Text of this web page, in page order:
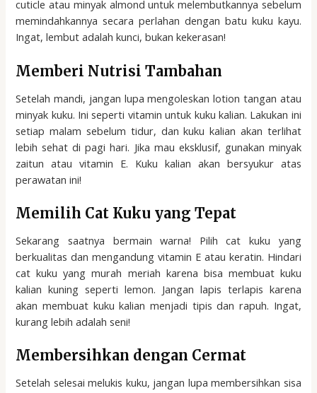
cuticle atau minyak almond untuk melembutkannya sebelum
memindahkannya secara perlahan dengan batu kuku kayu.
Ingat, lembut adalah kunci, bukan kekerasan!
Memberi Nutrisi Tambahan
Setelah mandi, jangan lupa mengoleskan lotion tangan atau
minyak kuku. Ini seperti vitamin untuk kuku kalian. Lakukan ini
setiap malam sebelum tidur, dan kuku kalian akan terlihat
lebih sehat di pagi hari. Jika mau eksklusif, gunakan minyak
zaitun atau vitamin E. Kuku kalian akan bersyukur atas
perawatan ini!
Memilih Cat Kuku yang Tepat
Sekarang saatnya bermain warna! Pilih cat kuku yang
berkualitas dan mengandung vitamin E atau keratin. Hindari
cat kuku yang murah meriah karena bisa membuat kuku
kalian kuning seperti lemon. Jangan lapis terlapis karena
akan membuat kuku kalian menjadi tipis dan rapuh. Ingat,
kurang lebih adalah seni!
Membersihkan dengan Cermat
Setelah selesai melukis kuku, jangan lupa membersihkan sisa